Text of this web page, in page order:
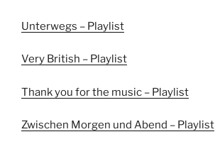
Unterwegs – Playlist
Very British – Playlist
Thank you for the music – Playlist
Zwischen Morgen und Abend – Playlist